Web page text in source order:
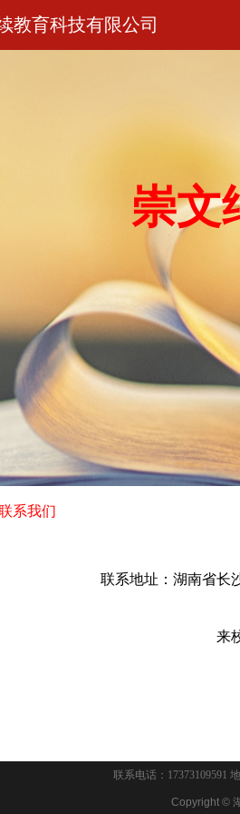
教育科技有限公司
崇文
崇
系我们
联系地址：湖南省长
来
联系电话：17373109591
Copyright ©